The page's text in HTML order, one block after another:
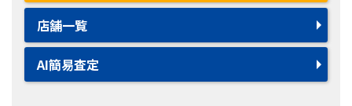
店舗一覧
AI簡易査定